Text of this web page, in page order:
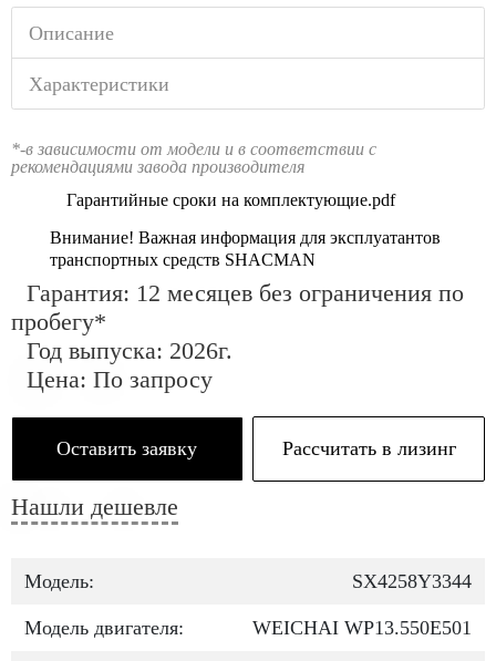
Описание
Характеристики
*-в зависимости от модели и в соответствии с
рекомендациями завода производителя
Гарантийные сроки на комплектующие.pdf
Внимание! Важная информация для эксплуатантов
транспортных средств SHACMAN
Гарантия: 12 месяцев без ограничения по
пробегу*
Год выпуска: 2026г.
Цена: По запросу
Оставить заявку Рассчитать в лизинг
Нашли дешевле
Модель: SX4258Y3344
Модель двигателя: WEICHAI WP13.550Е501